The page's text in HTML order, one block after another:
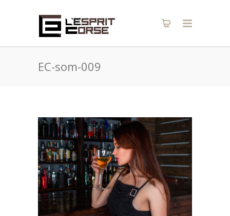
EC-som-009